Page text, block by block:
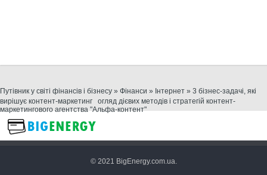
Путівник у світі фінансів і бізнесу » Фінанси » Інтернет » 3 бізнес-задачі, які
вирішує контент-маркетинг огляд дієвих методів і стратегій контент-
маркетингового агентства "Альфа-контент"
© 2021 BigEnergy.com.ua.